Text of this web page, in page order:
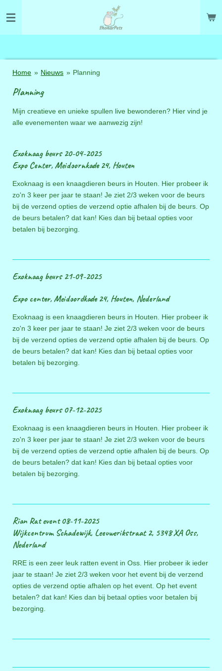
direct
Home » Nieuws » Planning
Planning
Mijn creatieve en unieke spullen live bewonderen? Hier vind je
alle evenementen waar we aanwezig zijn!
Exoknaag beurs 20-04-2025
Expo Center, Meidoornkade 24, Houten
Exoknaag is een knaagdieren beurs in Houten. Hier probeer ik
zo'n 3 keer per jaar te staan! Je ziet 2/3 weken voor de beurs
bij de verzend opties de verzend optie afhalen bij de beurs. Op
de beurs betalen? dat kan! Kies dan bij betaal opties voor
betalen bij bezorging.
Exoknaag beurs 21-09-2025
Expo center, Meidoordkade 24, Houten, Nederland
Exoknaag is een knaagdieren beurs in Houten. Hier probeer ik
zo'n 3 keer per jaar te staan! Je ziet 2/3 weken voor de beurs
bij de verzend opties de verzend optie afhalen bij de beurs. Op
de beurs betalen? dat kan! Kies dan bij betaal opties voor
betalen bij bezorging.
Exoknaag beurs 07-12-2025
Exoknaag is een knaagdieren beurs in Houten. Hier probeer ik
zo'n 3 keer per jaar te staan! Je ziet 2/3 weken voor de beurs
bij de verzend opties de verzend optie afhalen bij de beurs. Op
de beurs betalen? dat kan! Kies dan bij betaal opties voor
betalen bij bezorging.
Rian Rat event 08-11-2025
Wijkcentrum Schadewijk, Leeuwerikstraat 2, 5348 XA Oss,
Nederland
RRE is een zeer leuk ratten event in Oss. Hier probeer ik ieder
jaar te staan! Je ziet 2/3 weken voor het event bij de verzend
opties de verzend optie afhalen op het event. Op het event
betalen? dat kan! Kies dan bij betaal opties voor betalen bij
bezorging.